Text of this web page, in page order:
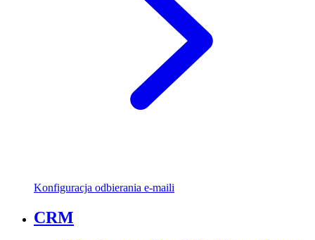
Konfiguracja odbierania e-maili
CRM